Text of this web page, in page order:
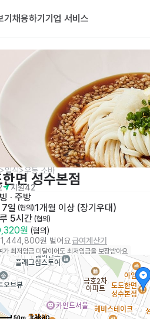
채용하기 기업 서비스
일식>우동,소바
면 성수본점
지원42
· 주방
7일 (협의) 1개월 이상 (장기우대)
5시간 (협의)
원 (협의)
원 벌어요급여계산기
가 최저임금 미달이어도 최저임금을 보장받아요
50m